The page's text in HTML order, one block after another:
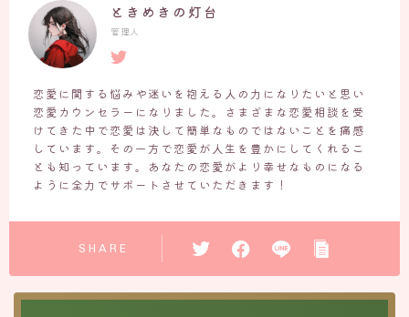
ときめきの灯台
管理人
恋愛に関する悩みや迷いを抱える人の力になりたいと思い
恋愛カウンセラーになりました。さまざまな恋愛相談を受
けてきた中で恋愛は決して簡単なものではないことを痛感
しています。その一方で恋愛が人生を豊かにしてくれるこ
とも知っています。あなたの恋愛がより幸せなものになる
ように全力でサポートさせていただきます！
SHARE